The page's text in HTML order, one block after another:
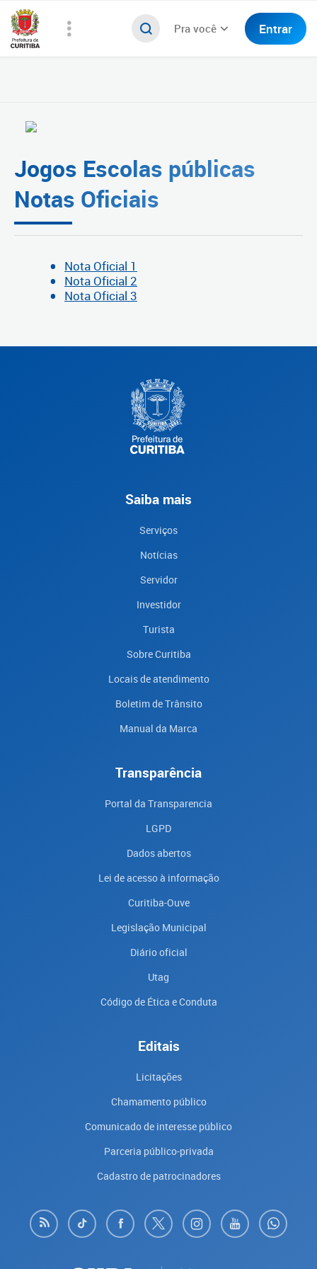
Pra você Entrar
Jogos Escolas públicas
Notas Oficiais
Nota Oficial 1
Nota Oficial 2
Nota Oficial 3
Saiba mais
Serviços
Notícias
Servidor
Investidor
Turista
Sobre Curitiba
Locais de atendimento
Boletim de Trânsito
Manual da Marca
Transparência
Portal da Transparencia
LGPD
Dados abertos
Lei de acesso à informação
Curitiba-Ouve
Legislação Municipal
Diário oficial
Utag
Código de Ética e Conduta
Editais
Licitações
Chamamento público
Comunicado de interesse público
Parceria público-privada
Cadastro de patrocinadores